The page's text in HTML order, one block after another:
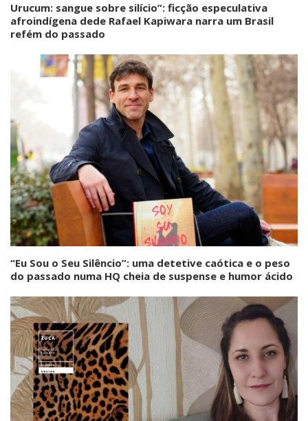
Urucum: sangue sobre silício”: ficção especulativa
afroindígena dede Rafael Kapiwara narra um Brasil
refém do passado
“Eu Sou o Seu Silêncio”: uma detetive caótica e o peso
do passado numa HQ cheia de suspense e humor ácido